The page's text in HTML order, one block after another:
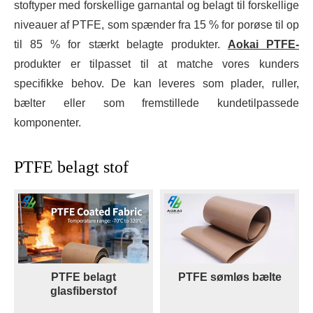
stoftyper med forskellige garnantal og belagt til forskellige
niveauer af PTFE, som spænder fra 15 % for porøse til op
til 85 % for stærkt belagte produkter. Aokai PTFE-
produkter er tilpasset til at matche vores kunders
specifikke behov. De kan leveres som plader, ruller,
bælter eller som fremstillede kundetilpassede
komponenter.
PTFE belagt stof
PTFE belagt
glasfiberstof
PTFE sømløs bælte